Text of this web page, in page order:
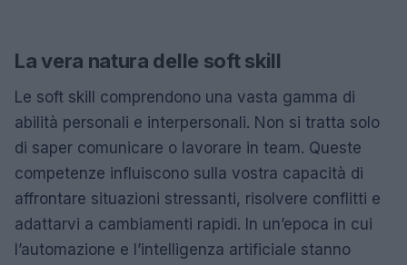
La vera natura delle soft skill
Le soft skill comprendono una vasta gamma di
abilità personali e interpersonali. Non si tratta solo
di saper comunicare o lavorare in team. Queste
competenze influiscono sulla vostra capacità di
affrontare situazioni stressanti, risolvere conflitti e
adattarvi a cambiamenti rapidi. In un’epoca in cui
l’automazione e l’intelligenza artificiale stanno